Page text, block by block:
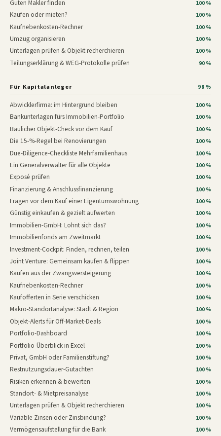
Guten Makler finden 100 %
Kaufen oder mieten? 100 %
Kaufnebenkosten-Rechner 100 %
Umzug organisieren 100 %
Unterlagen prüfen & Objekt recherchieren 100 %
Teilungserklärung & WEG-Protokolle prüfen 90 %
Für Kapitalanleger 98 %
Abwicklerfirma: im Hintergrund bleiben 100 %
Bankunterlagen fürs Immobilien-Portfolio 100 %
Baulicher Objekt-Check vor dem Kauf 100 %
Die 15-%-Regel bei Renovierungen 100 %
Due-Diligence-Checkliste Mehrfamilienhaus 100 %
Ein Generalverwalter für alle Objekte 100 %
Exposé prüfen 100 %
Finanzierung & Anschlussfinanzierung 100 %
Fragen vor dem Kauf einer Eigentumswohnung 100 %
Günstig einkaufen & gezielt aufwerten 100 %
Immobilien-GmbH: Lohnt sich das? 100 %
Immobilienfonds am Zweitmarkt 100 %
Investment-Cockpit: Finden, rechnen, teilen 100 %
Joint Venture: Gemeinsam kaufen & flippen 100 %
Kaufen aus der Zwangsversteigerung 100 %
Kaufnebenkosten-Rechner 100 %
Kaufofferten in Serie verschicken 100 %
Makro-Standortanalyse: Stadt & Region 100 %
Objekt-Alerts für Off-Market-Deals 100 %
Portfolio-Dashboard 100 %
Portfolio-Überblick in Excel 100 %
Privat, GmbH oder Familienstiftung? 100 %
Restnutzungsdauer-Gutachten 100 %
Risiken erkennen & bewerten 100 %
Standort- & Mietpreisanalyse 100 %
Unterlagen prüfen & Objekt recherchieren 100 %
Variable Zinsen oder Zinsbindung? 100 %
Vermögensaufstellung für die Bank 100 %